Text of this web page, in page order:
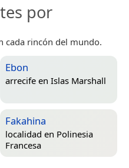
por
cada rincón del mundo.
Ebon
arrecife en Islas Marshall
Fakahina
localidad en Polinesia
Francesa